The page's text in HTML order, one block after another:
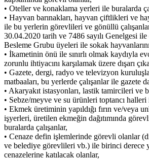
• Oteller ve konaklama yerleri ile buralarda
• Hayvan barınakları, hayvan çiftlikleri ve
ile bu yerlerin görevlileri ve gönüllü
30.04.2020 tarih ve 7486 sayılı Genelgesi
Besleme Grubu üyeleri ile sokak
• İkametinin önü ile sınırlı olmak kaydıyla
zorunlu ihtiyacını karşılamak üzere dışarı
• Gazete, dergi, radyo ve televizyon
matbaaları, bu yerlerde çalışanlar ile gazete
• Akaryakıt istasyonları, lastik tamircileri ve
• Sebze/meyve ve su ürünleri toptancı halleri
• Ekmek üretiminin yapıldığı fırın ve/veya
işyerleri, üretilen ekmeğin dağıtımında
buralarda çalışanlar,
• Cenaze defin işlemlerinde görevli olanlar
ve belediye görevlileri vb.) ile birinci derece
cenazelerine katılacak olanlar,